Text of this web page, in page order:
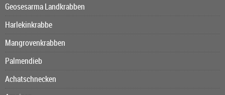
Geosesarma Landkrabben
Harlekinkrabbe
Mangrovenkrabben
Palmendieb
Achatschnecken